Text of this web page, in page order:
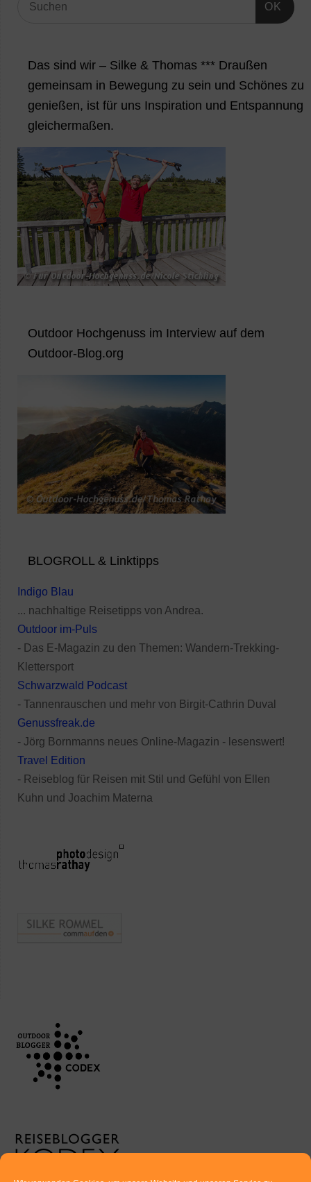
OK
Das sind wir – Silke & Thomas *** Draußen
gemeinsam in Bewegung zu sein und Schönes zu
genießen, ist für uns Inspiration und Entspannung
gleichermaßen.
Outdoor Hochgenuss im Interview auf dem
Outdoor-Blog.org
BLOGROLL & Linktipps
Indigo Blau
... nachhaltige Reisetipps von Andrea.
Outdoor im-Puls
- Das E-Magazin zu den Themen: Wandern-Trekking-
Klettersport
Schwarzwald Podcast
- Tannenrauschen und mehr von Birgit-Cathrin Duval
Genussfreak.de
- Jörg Bornmanns neues Online-Magazin - lesenswert!
Travel Edition
- Reiseblog für Reisen mit Stil und Gefühl von Ellen
Kuhn und Joachim Materna